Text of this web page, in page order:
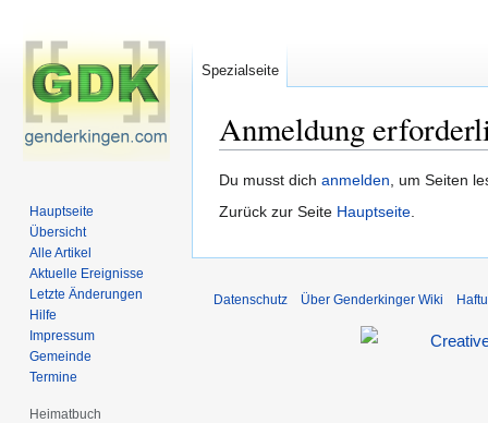
Anmeldung
Zur
Navigation
Zur
Suche
Du musst dich anmelden, um Seiten
Zurück zur Seite Hauptseite.
Spezialseite
Hauptseite
Übersicht
Alle Artikel
Aktuelle Ereignisse
Letzte Änderungen
Hilfe
Impressum
Gemeinde
Termine
Heimatbuch
Datenschutz Über Genderkinger Wiki